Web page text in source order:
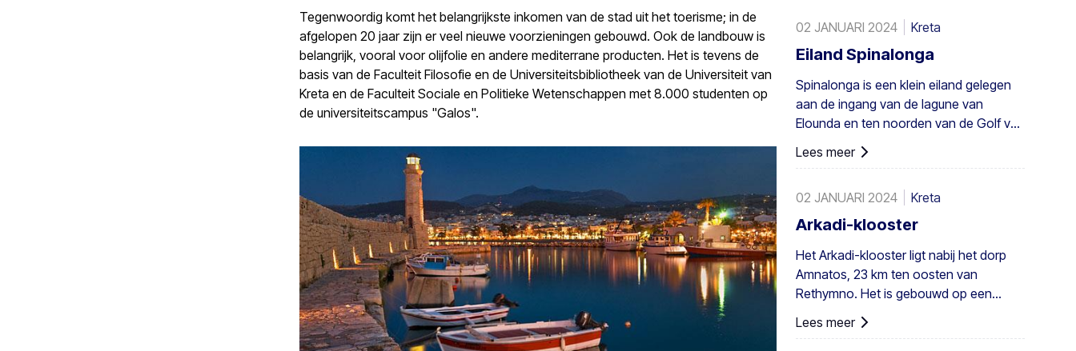
Tegenwoordig komt het belangrijkste inkomen van de stad uit het toerisme; in de
afgelopen 20 jaar zijn er veel nieuwe voorzieningen gebouwd. Ook de landbouw is
belangrijk, vooral voor olijfolie en andere mediterrane producten. Het is tevens de
basis van de Faculteit Filosofie en de Universiteitsbibliotheek van de Universiteit van
Kreta en de Faculteit Sociale en Politieke Wetenschappen met 8.000 studenten op
de universiteitscampus "Galos".
acres) en bestaat uit inheemse
Theophrastus-palmen – de grootste
kolonie niet alleen in Griekenland maar
ook in heel Europa. Een voldoende
groot bestand bestaat in Preveli, met
kleinere groepen elders, bijvoorbeeld bij
Agios Nikitas. De palm komt ook hier en
daar voor op de zuidwestelijke Egeïsche
02 JANUARI 2024 Kreta
Eiland Spinalonga
Spinalonga is een klein eiland gelegen
aan de ingang van de lagune van
Elounda en ten noorden van de Golf van
Lees meer
02 JANUARI 2024 Kreta
Arkadi-klooster
Het Arkadi-klooster ligt nabij het dorp
Amnatos, 23 km ten oosten van
Rethymno. Het is gebouwd op een
hoogte van 500 m, op een vruchtbare ...
Lees meer